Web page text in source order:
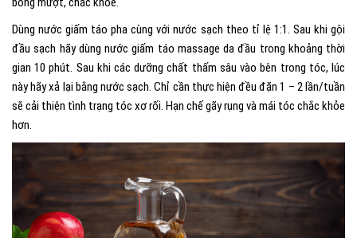
Dùng nước giấm táo pha cùng với nước sạch theo tỉ lệ 1:1. Sau khi gội
đầu sạch hãy dùng nước giấm táo massage da đầu trong khoảng thời
gian 10 phút. Sau khi các dưỡng chất thấm sâu vào bên trong tóc, lúc
này hãy xả lại bằng nước sạch. Chỉ cần thực hiện đều đặn 1 – 2 lần/tuần
sẽ cải thiện tình trạng tóc xơ rối. Hạn chế gãy rụng và mái tóc chắc khỏe
hơn.